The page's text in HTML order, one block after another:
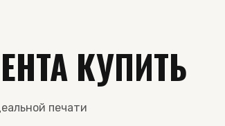
КУПИТЬ
печати